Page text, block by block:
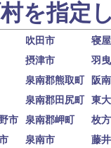
を指定
吹田市
寝
摂津市
羽
泉南郡熊取町
阪
泉南郡田尻町
東
市 泉南郡岬町
枚
泉南市
藤